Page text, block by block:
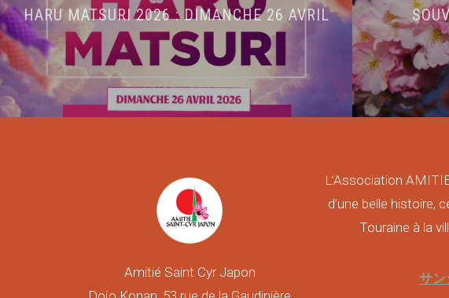
HARU MATSURI 2026 : DIMANCHE 26 AVRIL
Amitié Saint Cyr Japon
L’Association
d’une belle histoire,
Touraine à la
サン